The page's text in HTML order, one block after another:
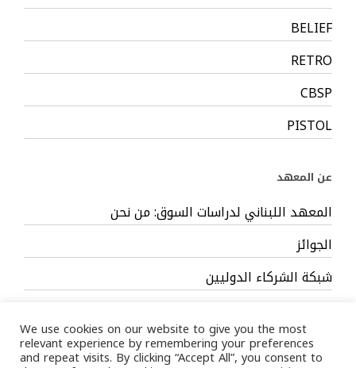
BELIEF
RETRO
CBSP
PISTOL
عن المعهد
المعهد اللبناني لدراسات السوق: من نحن
الجوائز
شبكة الشركاء الدوليين
فريق العمل
We use cookies on our website to give you the most
relevant experience by remembering your preferences
and repeat visits. By clicking “Accept All”, you consent to